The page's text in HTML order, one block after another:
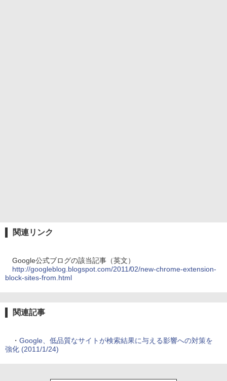
関連リンク
Google公式ブログの該当記事（英文）
http://googleblog.blogspot.com/2011/02/new-chrome-extension-
block-sites-from.html
関連記事
・ Google、低品質なサイトが検索結果に与える影響への対策を
強化 (2011/1/24)